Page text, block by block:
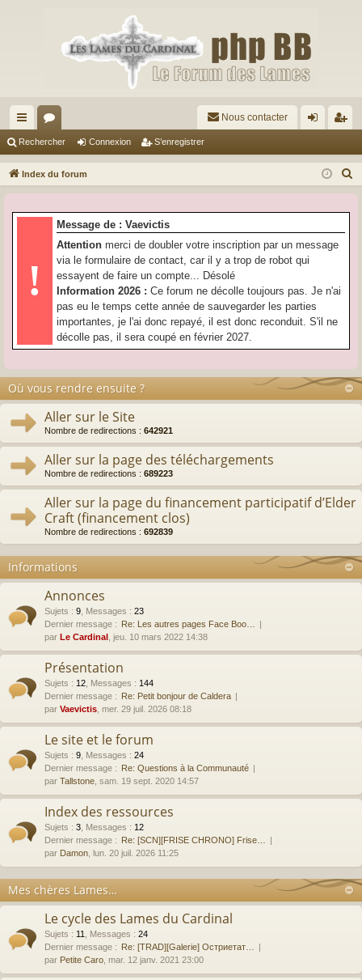
cc
ès
pi
or
u
s
Nous contacter
ne
on
nr
ist
Rechercher Connexion S’enregistrer
Index du forum
!
Message de : Vaevictis
Attention merci de doubler votre inscription par un message
via le formulaire de contact, car il y a trop de robot qui
essayent de faire un compte... Désolé
Information 2026 : Ce forum ne décolle toujours pas. Je n'ai
pas eu le temps cette année de sauvegarder les parties
importantes, je l'ai donc repayé, il est donc reconduit. S'il ne
décolle pas, il sera coupé en février 2027.
Où vous rendre ensuite ?
Aller sur le Site
Nombre de redirections : 642921
Aller sur la page des téléchargements
Nombre de redirections : 689223
Aller sur la page du financement participatif d’Elder
Craft (financement clos)
Nombre de redirections : 692839
Informations
Annonces
Sujets : 9 Messages : 23
Dernier message : Re: Les autres pages Face Boo…
par Le Cardinal , jeu. 10 mars 2022 14:38
Présentation
Sujets : 12 Messages : 144
Dernier message : Re: Petit bonjour de Caldera
par Vaevictis , mer. 29 juil. 2026 08:18
Le site et le forum
Sujets : 9 Messages : 24
Dernier message : Re: Questions à la Communauté
par Tallstone , sam. 19 sept. 2020 14:57
Index des ressources
Sujets : 3 Messages : 12
Dernier message : Re: [SCN][FRISE CHRONO] Frise…
par Damon , lun. 20 juil. 2026 11:25
Mes chères Lames…
Le cycle des Lames du Cardinal
Sujets : 11 Messages : 24
Dernier message : Re: [TRAD][Galerie] Остриетат…
par Petite Caro , mar. 12 janv. 2021 23:00